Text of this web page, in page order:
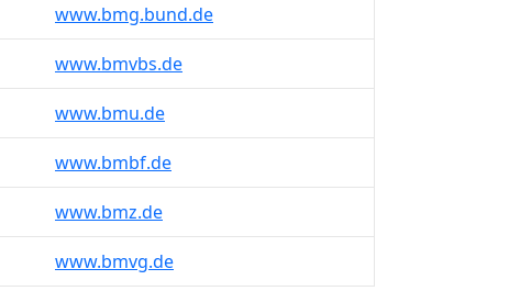
www.bmg.bund.de
www.bmvbs.de
www.bmu.de
www.bmbf.de
www.bmz.de
www.bmvg.de